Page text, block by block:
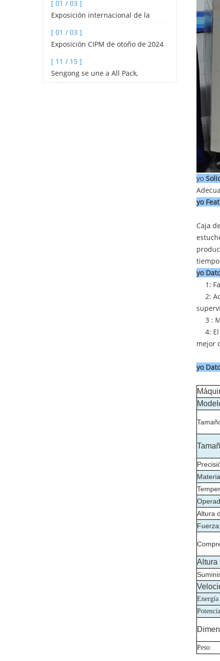
de té y café por goteo de alta vel
[ 01 / 03 ]
Exposición internacional de la
Shenzhen 2024
[ 01 / 03 ]
Exposición CIPM de otoño de 2024
[ 11 / 15 ]
Sengong se une a All Pack,
yo
yo Fea
Caja
yo
1:
2:
3 :
4:
mejor
yo
Altura
Fuerza:
Altura
Energía
Peso: